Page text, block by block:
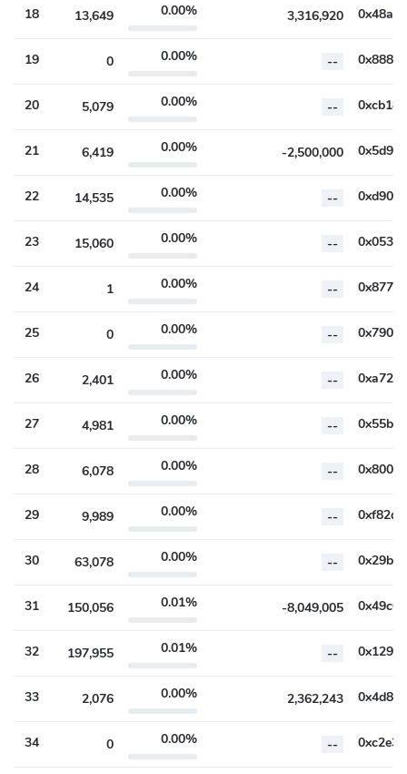
18 13,649 0.00% 3,316,920
19 0 0.00% --
20 5,079 0.00% --
21 6,419 0.00% -2,500,000
22 14,535 0.00% --
23 15,060 0.00% --
24 1 0.00% --
25 0 0.00% --
26 2,401 0.00% --
27 4,981 0.00% --
28 6,078 0.00% --
29 9,989 0.00% --
30 63,078 0.00% --
31 150,056 0.01% -8,049,005
32 197,955 0.01% --
33 2,076 0.00% 2,362,243
34 0 0.00% --